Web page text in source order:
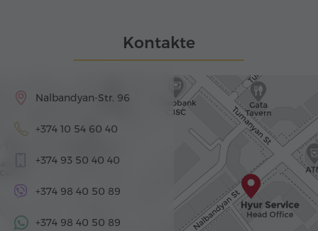
Kontakte
Nalbandyan-Str. 96
+374 10 54 60 40
+374 93 50 40 40
+374 98 40 50 89
+374 98 40 50 89